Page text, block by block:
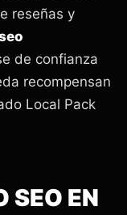
reseñas y
de confianza
recompensan
Local Pack
SEO EN